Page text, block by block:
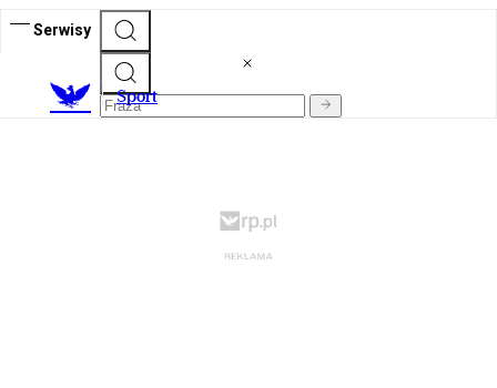
Serwisy
Sport